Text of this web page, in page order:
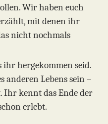
Wir haben euch
mit denen ihr
nicht nochmals
ihr hergekommen seid.
anderen Lebens sein –
Ihr kennt das Ende der
erlebt.